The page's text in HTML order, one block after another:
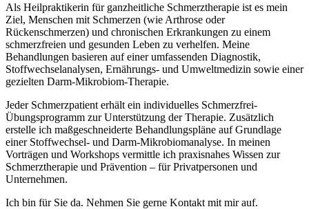
Als Heilpraktikerin für ganzheitliche Schmerztherapie ist es mein
Ziel, Menschen mit Schmerzen (wie Arthrose oder
Rückenschmerzen) und chronischen Erkrankungen zu einem
schmerzfreien und gesunden Leben zu verhelfen. Meine
Behandlungen basieren auf einer umfassenden Diagnostik,
Stoffwechselanalysen, Ernährungs- und Umweltmedizin sowie einer
gezielten Darm-Mikrobiom-Therapie.
Jeder Schmerzpatient erhält ein individuelles Schmerzfrei-
Übungsprogramm zur Unterstützung der Therapie. Zusätzlich
erstelle ich maßgeschneiderte Behandlungspläne auf Grundlage
einer Stoffwechsel- und Darm-Mikrobiomanalyse. In meinen
Vorträgen und Workshops vermittle ich praxisnahes Wissen zur
Schmerztherapie und Prävention – für Privatpersonen und
Unternehmen.
Ich bin für Sie da. Nehmen Sie gerne Kontakt mit mir auf.